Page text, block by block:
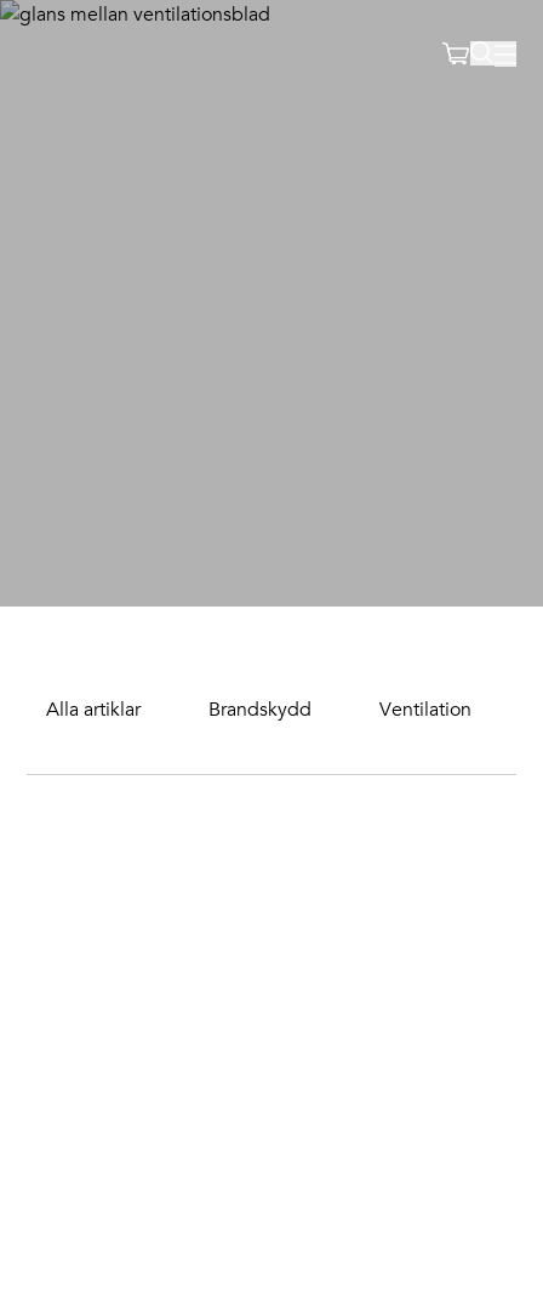
Alla artiklar Brandskydd Ventilation